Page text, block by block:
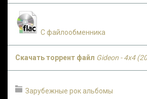
С файлообменника
Скачать торрент файл Gideon - 4x4
Зарубежные рок альбомы